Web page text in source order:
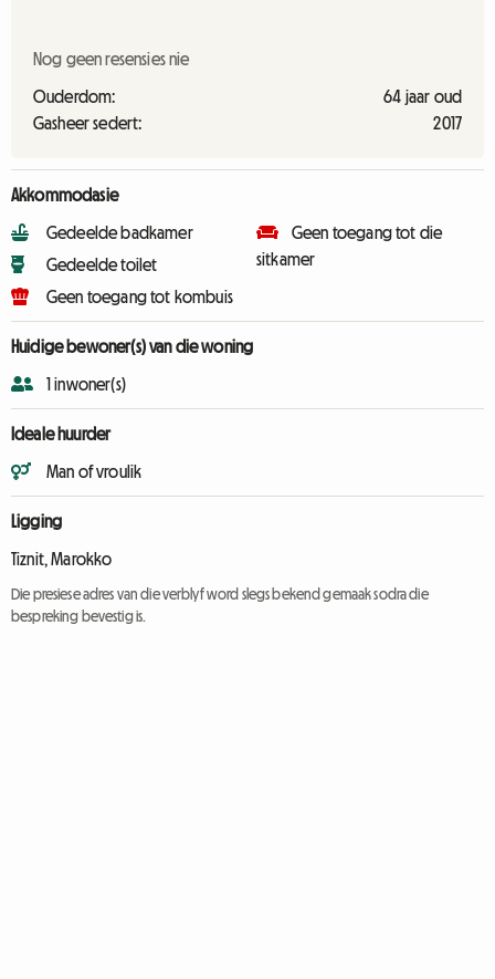
Nog geen resensies nie
Ouderdom:
64 jaar oud
Gasheer sedert:
2017
Akkommodasie
Gedeelde badkamer
Gedeelde toilet
Geen toegang tot kombuis
Geen toegang tot die
sitkamer
Huidige bewoner(s) van die woning
1 inwoner(s)
Ideale huurder
Man of vroulik
Ligging
Tiznit, Marokko
Die presiese adres van die verblyf word slegs bekend gemaak sodra die
bespreking bevestig is.